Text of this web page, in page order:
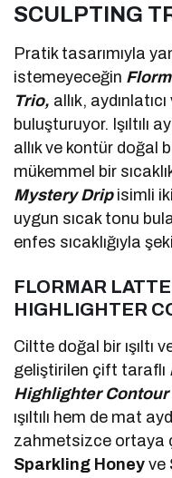
SCULPTING
Pratik tasarımıyla
istemeyeceğin
Trio, allık,
buluşturuyor. Işıltılı
allık ve kontür doğal
mükemmel bir
Mystery Drip isimli
uygun sıcak tonu
enfes sıcaklığıyla
FLORMAR
HIGHLIGHTER
Ciltte doğal bir ışıltı
geliştirilen çift taraflı
Highlighter Contour
ışıltılı hem de mat
zahmetsizce ortaya
Sparkling Honeyve